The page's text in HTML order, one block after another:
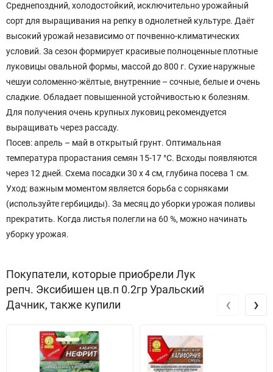
Среднепоздний, холодостойкий, исключительно урожайный
сорт для выращивания на репку в однолетней культуре. Даёт
высокий урожай независимо от почвенно-климатических
условий. За сезон формирует красивые полноценные плотные
луковицы овальной формы, массой до 800 г. Сухие наружные
чешуи соломенно-жёлтые, внутренние – сочные, белые и очень
сладкие. Обладает повышенной устойчивостью к болезням.
Для получения очень крупных луковиц рекомендуется
выращивать через рассаду.
Посев: апрель – май в открытый грунт. Оптимальная
температура прорастания семян 15-17 °С. Всходы появляются
через 12 дней. Схема посадки 30 х 4 см, глубина посева 1 см.
Уход: важным моментом является борьба с сорняками
(используйте гербициды). За месяц до уборки урожая поливы
прекратить. Когда листья полегли на 60 %, можно начинать
уборку урожая.
Покупатели, которые приобрели Лук
репч. Эксибишен цв.п 0.2гр Уральский
Дачник, также купили
‹ ›